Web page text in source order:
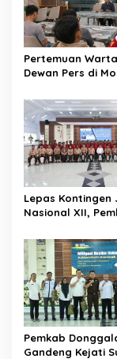
i
p
o
s
Pertemuan
Dewan Pers di
dan Peningkatan
Kompetensi
Lepas Kontingen
Nasional XII,
Pramuka Jadi
Karakter dan
Daerah
Pemkab
Gandeng Kejati